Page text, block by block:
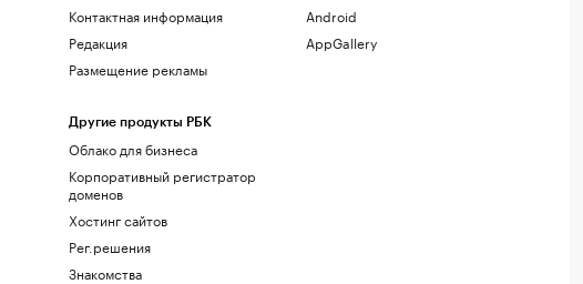
Контактная информация
Редакция
Размещение рекламы
Другие продукты РБК
Облако для бизнеса
Корпоративный регистратор
доменов
Хостинг сайтов
Рег.решения
Знакомства
Android
AppGallery